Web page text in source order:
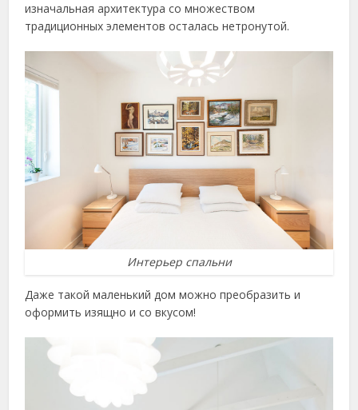
изначальная архитектура со множеством
традиционных элементов осталась нетронутой.
Интерьер спальни
Даже такой маленький дом можно преобразить и
оформить изящно и со вкусом!